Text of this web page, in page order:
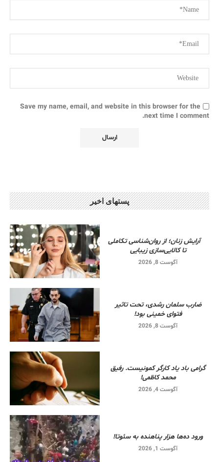
Save my name, email, and website in this browser for the
next time I comment.
پستهای اخیر
آرایش زنان؛ از روان‌شناسی تکاملی
تا کالایی‌سازی زیبایی
آگوست 8, 2026
ضارب سلمان رشدی، تحت تاثیر
فتوای خمینی بود!
آگوست 8, 2026
گرامی باد یاد کارگر کمونیست. رفیق
محمد کاظمی!
آگوست 4, 2026
ورود ده‌ها هزار پناهنده به سئوتا!
آگوست 1, 2026